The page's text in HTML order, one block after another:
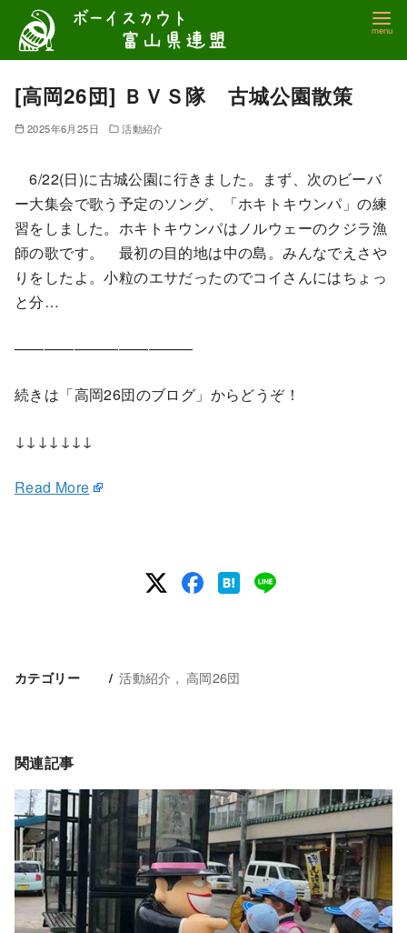
テ
[高岡26団] ＢＶＳ隊 古城公園散策
2025年6月25日 活動紹介
6/22(日)に古城公園に行きました。まず、次のビーバ
ー大集会で歌う予定のソング、「ホキトキウンパ」の練
習をしました。ホキトキウンパはノルウェーのクジラ漁
師の歌です。 最初の目的地は中の島。みんなでえさや
りをしたよ。小粒のエサだったのでコイさんにはちょっ
と分…
————————————
続きは「高岡26団のブログ」からどうぞ！
↓↓↓↓↓↓↓
Read More
カテゴリー 活動紹介 高岡26団
関連記事